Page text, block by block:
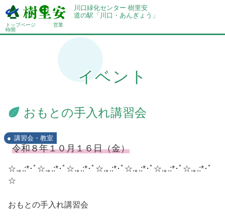
川口緑化センター 樹里安
道の駅「川口・あんぎょう」
トップページ
営業
時間
イベント
おもとの手入れ講習会
講習会・教室
令和８年１０月１６日（金）
☆.｡.:*･ﾟ☆.｡.:*･ﾟ☆.｡.:*･ﾟ☆.｡.:*･ﾟ☆.｡.:*･ﾟ☆.｡.:*･ﾟ☆.｡.:*･ﾟ
☆
おもとの手入れ講習会